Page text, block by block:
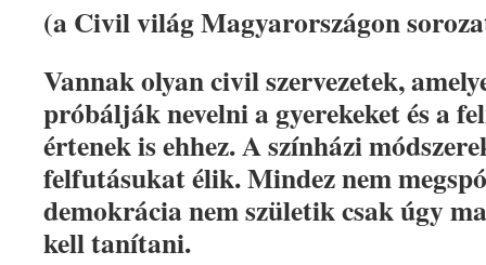
(a Civil világ Magyarországon
Vannak olyan civil szervezetek,
próbálják nevelni a gyerekeket és a
értenek is ehhez. A színházi
felfutásukat élik. Mindez nem
demokrácia nem születik csak úgy
kell tanítani.